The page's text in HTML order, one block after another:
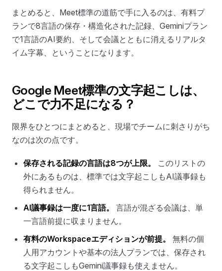
まとめると、Meet標準の道筋で手に入るのは、有料プ
ランで8言語の保存・構造化された記録、Geminiプラン
で1言語のAI要約、そして会議とともに消えるリアルタ
イム字幕、ということになります。
Google Meet標準の文字起こしは、
どこで力不足になる？
限界をひとつにまとめると、現場でチームに刺さりがち
なのは次の点です。
保存される記録の言語は8つが上限。
このリストの
外にあるものは、標準では文字起こしもAI議事録も
得られません。
AI議事録は一度に1言語。
言語が混ざる会議は、単
一言語前提に収まりません。
有料のWorkspaceエディションが前提。
無料の個
人用アカウントや基本の法人プランでは、保存され
る文字起こしもGemini議事録も使えません。